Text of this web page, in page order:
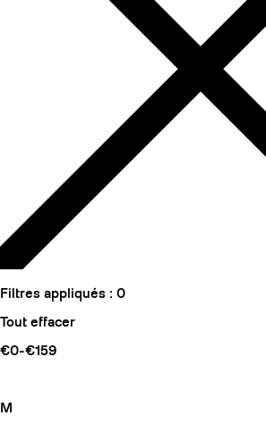
Filtres appliqués : 0
Tout effacer
€0-€159
M